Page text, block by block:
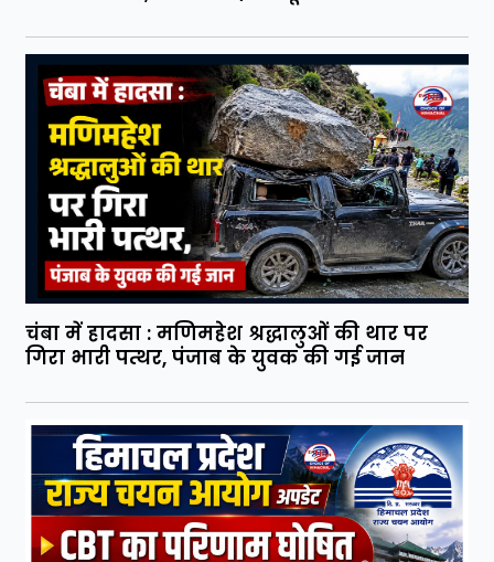
चंबा में हादसा : मणिमहेश श्रद्धालुओं की थार पर
गिरा भारी पत्थर, पंजाब के युवक की गई जान